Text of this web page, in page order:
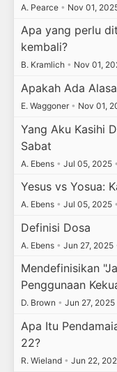
A. Pearce • Nov 01,
Apa yang perlu
kembali?
B. Kramlich • Nov 01,
Apakah Ada
E. Waggoner • Nov 01,
Yang Aku Kasihi
Sabat
A. Ebens • Jul 05, 2025 •
Yesus vs Yosua:
A. Ebens • Jul 05, 2025 •
Definisi Dosa
A. Ebens • Jun 27, 2025
Mendefinisikan
Penggunaan
D. Brown • Jun 27, 2025
Apa Itu
22?
R. Wieland • Jun 22,